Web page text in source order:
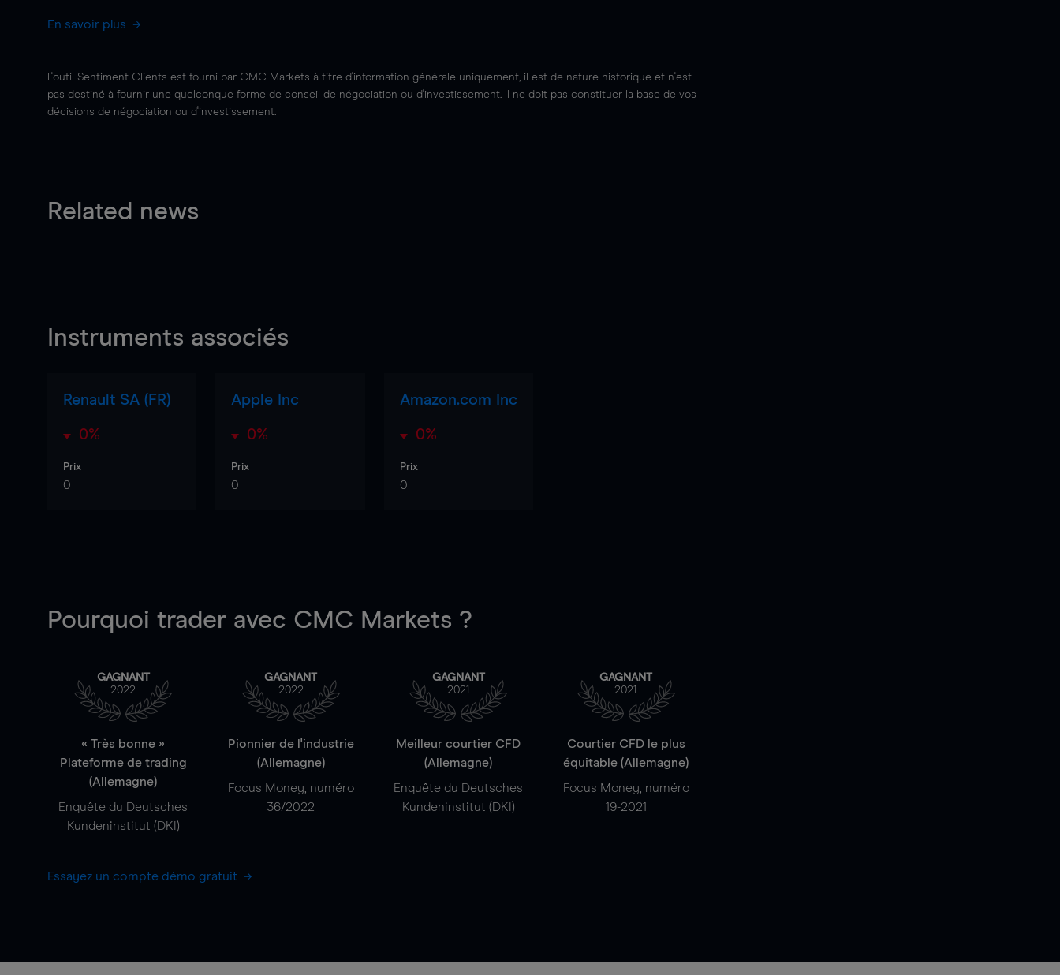
En savoir plus
L'outil Sentiment Clients est fourni par CMC Markets à titre d'information générale uniquement, il est de nature historique et n'est
pas destiné à fournir une quelconque forme de conseil de négociation ou d'investissement. Il ne doit pas constituer la base de vos
décisions de négociation ou d'investissement.
Related news
Instruments associés
Renault SA (FR)
0%
Prix
0
Apple Inc
0%
Prix
0
Amazon.com Inc
0%
Prix
0
Pourquoi trader avec CMC Markets ?
GAGNANT
2022
« Très bonne »
Plateforme de trading
(Allemagne)
Enquête du Deutsches
Kundeninstitut (DKI)
GAGNANT
2022
Pionnier de l'industrie
(Allemagne)
Focus Money, numéro
36/2022
GAGNANT
2021
Meilleur courtier CFD
(Allemagne)
Enquête du Deutsches
Kundeninstitut (DKI)
GAGNANT
2021
Courtier CFD le plus
équitable (Allemagne)
Focus Money, numéro
19-2021
Essayez un compte démo gratuit